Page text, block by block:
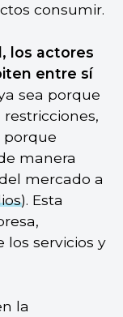
consumir.
los actores
entre sí
sea porque
porque
manera
mercado a
). Esta
los servicios y
la